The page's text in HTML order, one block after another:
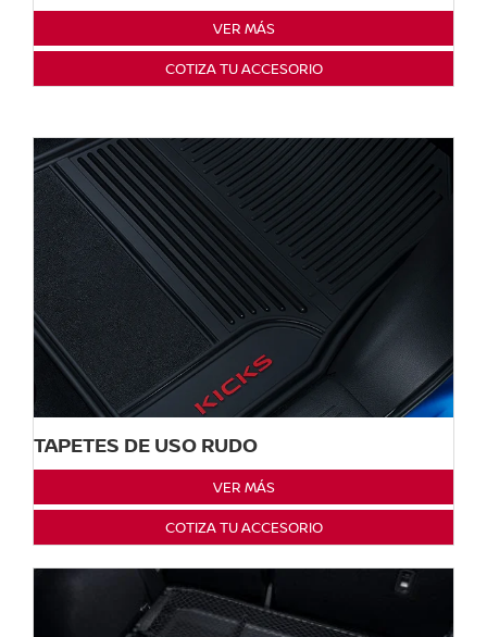
VER MÁS
COTIZA TU ACCESORIO
TAPETES DE USO RUDO
VER MÁS
COTIZA TU ACCESORIO